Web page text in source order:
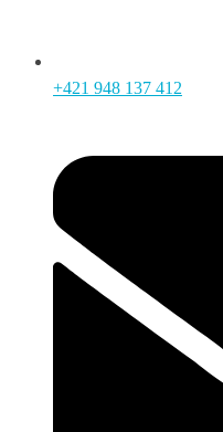
+421 948 137 412